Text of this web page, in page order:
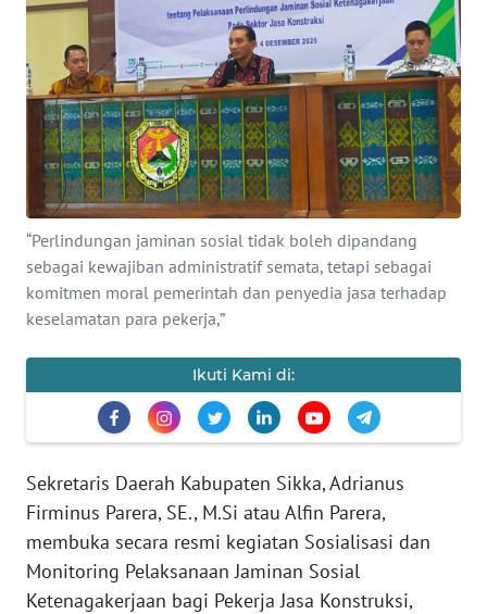
“Perlindungan jaminan sosial tidak boleh dipandang
sebagai kewajiban administratif semata, tetapi sebagai
komitmen moral pemerintah dan penyedia jasa terhadap
keselamatan para pekerja,”
Ikuti Kami di:
Sekretaris Daerah Kabupaten Sikka, Adrianus
Firminus Parera, SE., M.Si atau Alfin Parera,
membuka secara resmi kegiatan Sosialisasi dan
Monitoring Pelaksanaan Jaminan Sosial
Ketenagakerjaan bagi Pekerja Jasa Konstruksi,
BERITA
KONTAK
KAMI
INFO
IKLAN
TENTANG
KAMI
SIBER
KARIR
DISCLAIMER